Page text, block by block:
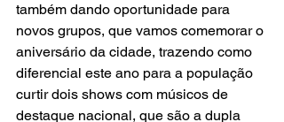
também dando oportunidade para
novos grupos, que vamos comemorar o
aniversário da cidade, trazendo como
diferencial este ano para a população
curtir dois shows com músicos de
destaque nacional, que são a dupla